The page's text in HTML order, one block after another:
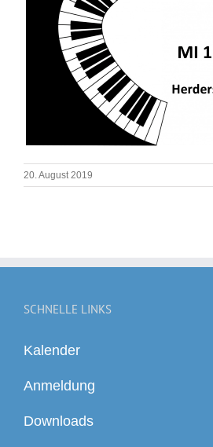
20. August 2019
SCHNELLE LINKS
Kalender
Anmeldung
Downloads